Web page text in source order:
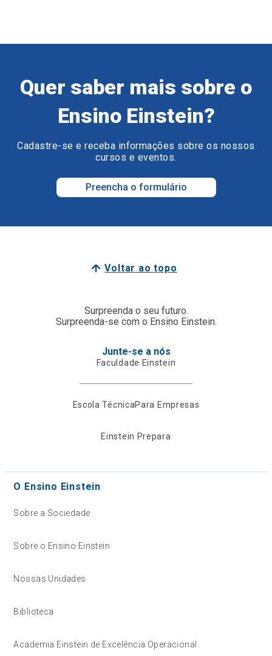
Quer saber mais sobre o
Ensino Einstein?
Cadastre-se e receba informações sobre os nossos
cursos e eventos.
Preencha o formulário
Voltar ao topo
Surpreenda o seu futuro.
Surpreenda-se com o Ensino Einstein.
Junte-se a nós
Faculdade Einstein
Escola TécnicaPara Empresas
Einstein Prepara
O Ensino Einstein
Sobre a Sociedade
Sobre o Ensino Einstein
Nossas Unidades
Biblioteca
Academia Einstein de Excelência Operacional